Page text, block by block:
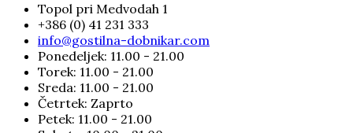
Topol pri Medvodah 1
+386 (0) 41 231 333
info@gostilna-dobnikar.com
Ponedeljek: 11.00 - 21.00
Torek: 11.00 - 21.00
Sreda: 11.00 - 21.00
Četrtek: Zaprto
Petek: 11.00 - 21.00